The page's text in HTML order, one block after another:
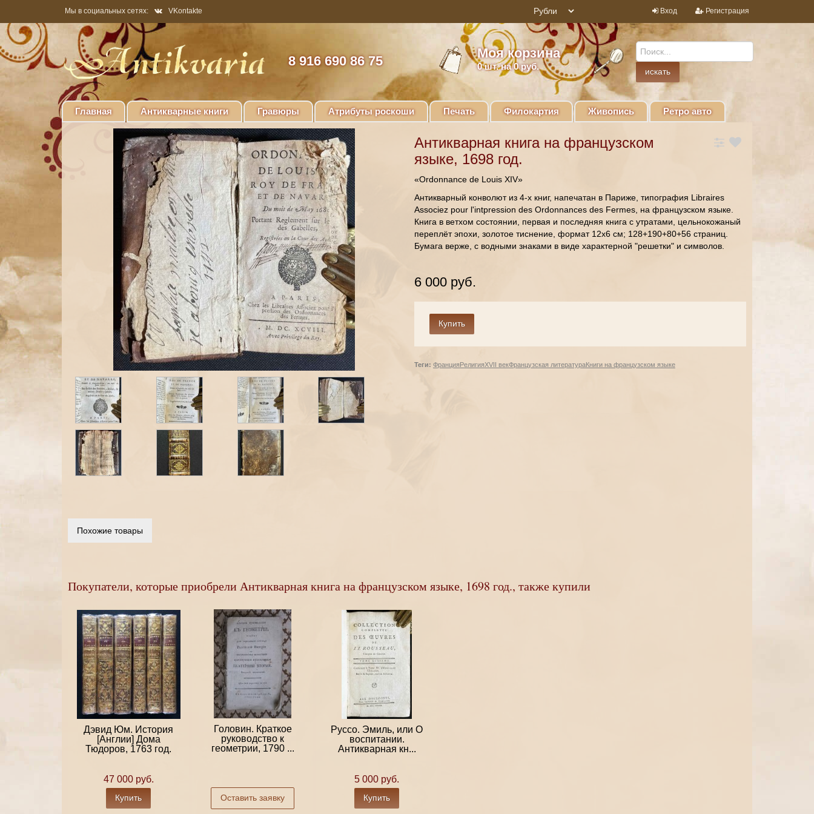
Мы в социальных сетях: VKontakte Вход Регистрация
8 916 690 86 75
Моя корзина
0шт. на 0 руб.
Главная Антикварные книги Гравюры Атрибуты роскоши Печать Филокартия Живопись Ретро авто
Антикварная книга на французском
языке, 1698 год.
«Ordonnance de Louis XIV»
Антикварный конволют из 4-х книг, напечатан в Париже, типография Libraires
Associez pour l'intpression des Ordonnances des Fermes, на французском языке.
Книга в ветхом состоянии, первая и последняя книга с утратами, цельнокожаный
переплёт эпохи, золотое тиснение, формат 12х6 см; 128+190+80+56 страниц.
Бумага верже, с водными знаками в виде характерной "решетки" и символов.
6 000 руб.
Теги: ФранцияРелигияXVII векФранцузская литератураКниги на французском языке
Похожие товары
Покупатели, которые приобрели Антикварная книга на французском языке, 1698 год., также купили
Дэвид Юм. История
[Англии] Дома
Тюдоров, 1763 год.
47 000 руб.
Купить
Головин. Краткое
руководство к
геометрии, 1790 ...
Оставить заявку
Руссо. Эмиль, или О
воспитании.
Антикварная кн...
5 000 руб.
Купить